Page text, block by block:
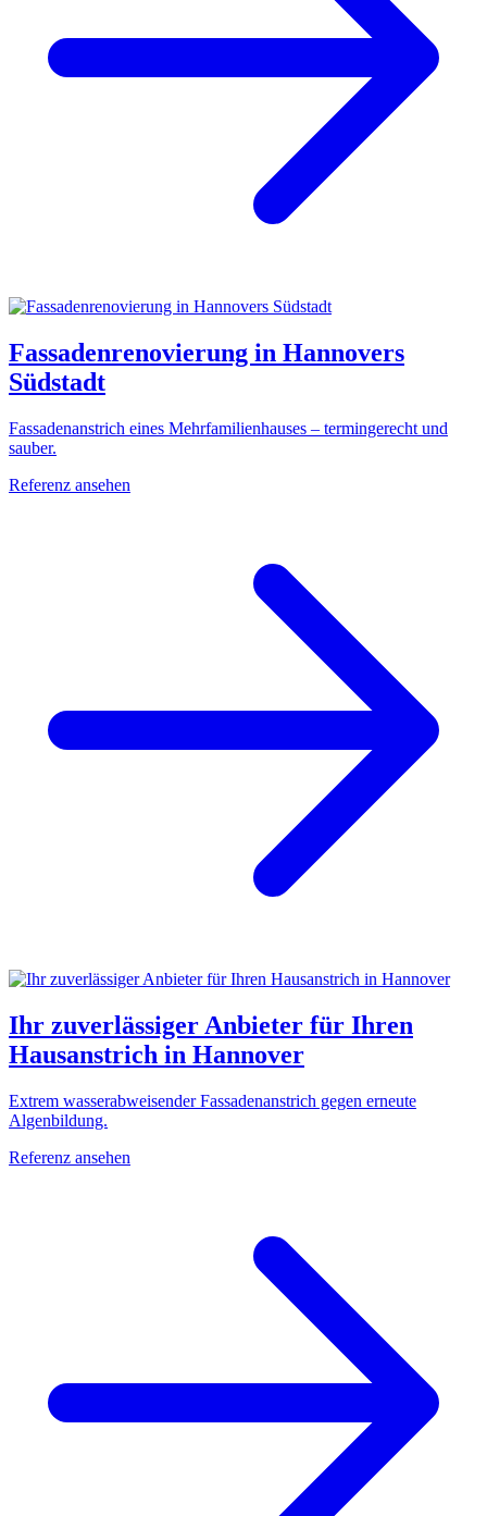
Fassadenrenovierung in Hannovers
Südstadt
Fassadenanstrich eines Mehrfamilienhauses – termingerecht und
sauber.
Referenz ansehen
Ihr zuverlässiger Anbieter für Ihren
Hausanstrich in Hannover
Extrem wasserabweisender Fassadenanstrich gegen erneute
Algenbildung.
Referenz ansehen